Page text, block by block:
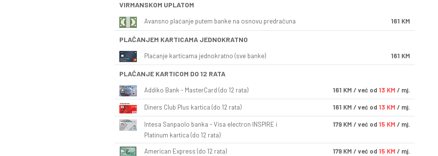
VIRMANSKOM UPLATOM
Avansno plaćanje putem banke na osnovu predračuna 161 KM
PLAĆANJEM KARTICAMA JEDNOKRATNO
Plaćanje karticama jednokratno (sve banke) 161 KM
PLAĆANJE KARTICOM DO 12 RATA
Addiko Bank - MasterCard (do 12 rata) 161 KM / već od 13 KM / mj.
Diners Club Plus kartica (do 12 rata) 161 KM / već od 13 KM / mj.
Intesa Sanpaolo banka - Visa electron INSPIRE i
Platinum kartica (do 12 rata)
179 KM / već od 15 KM / mj.
American Express (do 12 rata) 179 KM / već od 15 KM / mj.